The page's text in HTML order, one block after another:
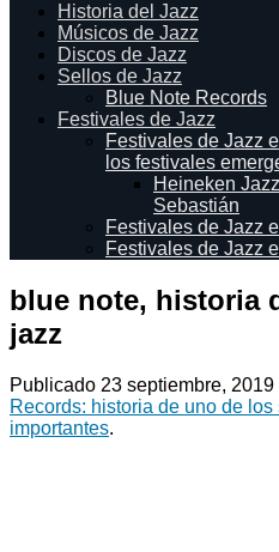
Historia del Jazz
Músicos de Jazz
Discos de Jazz
Sellos de Jazz
Blue Note Records
Festivales de Jazz
Festivales de Jazz
los festivales
Heineken
Sebastián
Festivales de Jazz
Festivales de Jazz
blue note, historia
jazz
Publicado 23 septiembre, 2019
Records: historia de uno de
importantes.